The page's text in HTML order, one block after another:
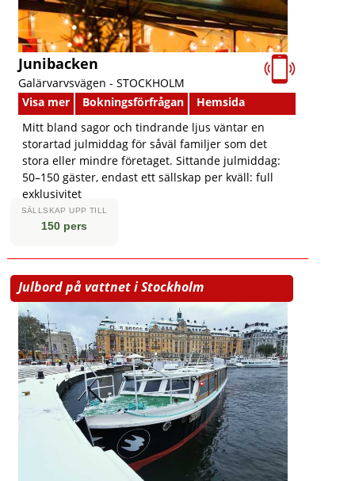
Junibacken
Galärvarvsvägen - STOCKHOLM
Visa mer
Bokningsförfrågan
Hemsida
Mitt bland sagor och tindrande ljus väntar en
storartad julmiddag för såväl familjer som det
stora eller mindre företaget. Sittande julmiddag:
50–150 gäster, endast ett sällskap per kväll: full
exklusivitet
SÄLLSKAP UPP TILL
150 pers
Julbord på vattnet i Stockholm